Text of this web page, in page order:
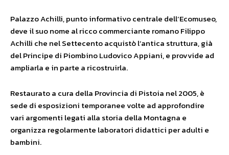
Palazzo Achilli, punto informativo centrale dell’Ecomuseo,
deve il suo nome al ricco commerciante romano Filippo
Achilli che nel Settecento acquistò l’antica struttura, già
del Principe di Piombino Ludovico Appiani, e provvide ad
ampliarla e in parte a ricostruirla.
Restaurato a cura della Provincia di Pistoia nel 2005, è
sede di esposizioni temporanee volte ad approfondire
vari argomenti legati alla storia della Montagna e
organizza regolarmente laboratori didattici per adulti e
bambini.